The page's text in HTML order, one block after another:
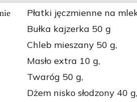
Płatki jęczmienne na
Bułka kajzerka 50 g
Chleb mieszany 50 g,
Masło extra 10 g,
Twaróg 50 g,
Dżem nisko słodzony 40 g,